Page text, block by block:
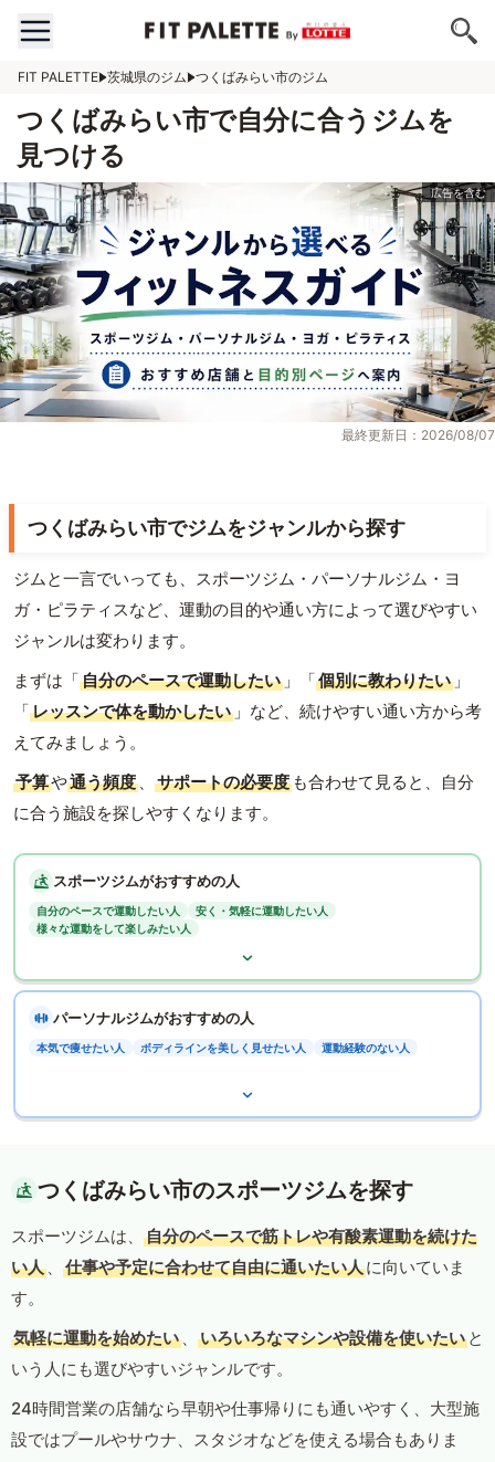
FIT PALETTE 茨城県のジム つくばみらい市のジム
つくばみらい市で自分に合うジムを
見つける
最終更新日：2026/08/07
つくばみらい市でジムをジャンルから探す
ジムと一言でいっても、スポーツジム・パーソナルジム・ヨ
ガ・ピラティスなど、運動の目的や通い方によって選びやすい
ジャンルは変わります。
まずは「自分のペースで運動したい 」「個別に教わりたい 」
「レッスンで体を動かしたい 」など、続けやすい通い方から考
えてみましょう。
予算や通う頻度 、 サポートの必要度 も合わせて見ると、自分
に合う施設を探しやすくなります。
スポーツジムがおすすめの人
自分のペースで運動したい人
安く・気軽に運動したい人
様々な運動をして楽しみたい人
パーソナルジムがおすすめの人
本気で痩せたい人 ボディラインを美しく見せたい人 運動経験のない人
つくばみらい市のスポーツジムを探す
スポーツジムは、
自分のペースで筋トレや有酸素運動を続けた
い人 、 仕事や予定に合わせて自由に通いたい人に向いていま
す。
気軽に運動を始めたい 、 いろいろなマシンや設備を使いたい と
いう人にも選びやすいジャンルです。
24時間営業の店舗なら早朝や仕事帰りにも通いやすく、大型施
設ではプールやサウナ、スタジオなどを使える場合もありま